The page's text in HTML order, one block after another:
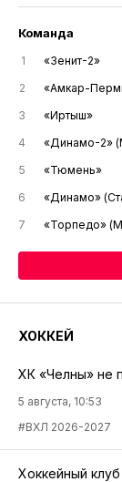
Команда
1 «Зенит-2»
2
«Амкар-
3
«Иртыш»
4
«Динамо-2»
5
«Тюмень»
6
«Динамо»
7
«Торпедо»
ХОККЕЙ
ХК «Челны» не
5 августа, 10:53
#ВХЛ 2026-2027
Хоккейный